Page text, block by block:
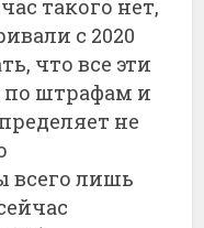
такого нет,
с 2020
что все эти
по штрафам и
не
всего лишь